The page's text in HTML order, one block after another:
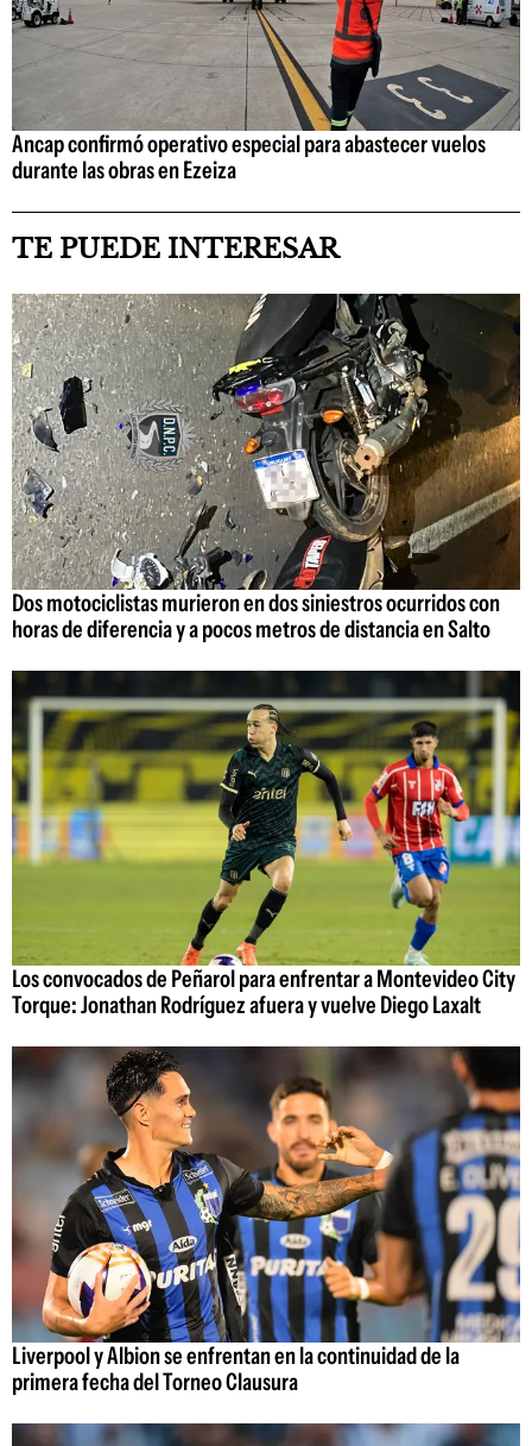
Ancap confirmó operativo especial para abastecer vuelos
durante las obras en Ezeiza
TE PUEDE INTERESAR
Dos motociclistas murieron en dos siniestros ocurridos con
horas de diferencia y a pocos metros de distancia en Salto
Los convocados de Peñarol para enfrentar a Montevideo City
Torque: Jonathan Rodríguez afuera y vuelve Diego Laxalt
Liverpool y Albion se enfrentan en la continuidad de la
primera fecha del Torneo Clausura